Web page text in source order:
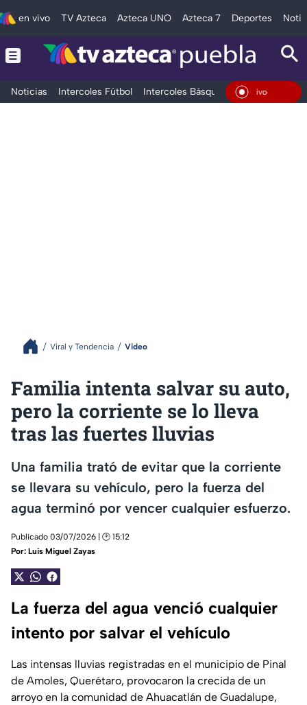
en vivo TV Azteca Azteca UNO Azteca 7 Deportes
Noticias Intercoles Fútbol Intercoles Básquetbol Deportes
En Vivo
Viral y Tendencia Video
Familia intenta salvar su auto,
pero la corriente se lo lleva
tras las fuertes lluvias
Una familia trató de evitar que la corriente
se llevara su vehículo, pero la fuerza del
agua terminó por vencer cualquier esfuerzo.
Publicado 03/07/2026 | 🕑 15:12
Por: Luis Miguel Zayas
La fuerza del agua venció cualquier
intento por salvar el vehículo
Las intensas lluvias registradas en el municipio de Pinal
de Amoles, Querétaro, provocaron la crecida de un
arroyo en la comunidad de Ahuacatlán de Guadalupe,